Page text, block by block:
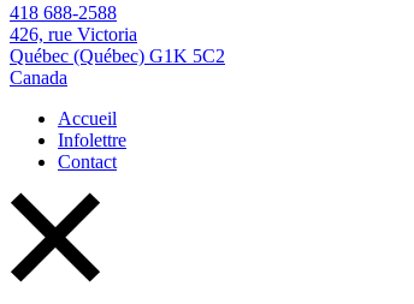
418 688-2588
426, rue Victoria
Québec (Québec) G1K 5C2
Canada
Accueil
Infolettre
Contact